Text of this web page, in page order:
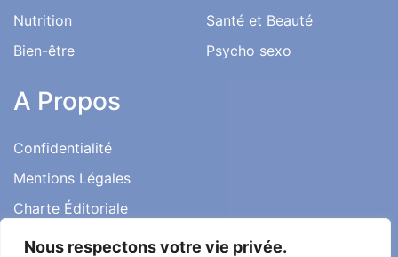
Nous respectons votre vie privée.
Nutrition
Bien-être
Santé et Beauté
Psycho sexo
A Propos
Confidentialité
Mentions Légales
Charte Éditoriale
Conditions d’utilisation